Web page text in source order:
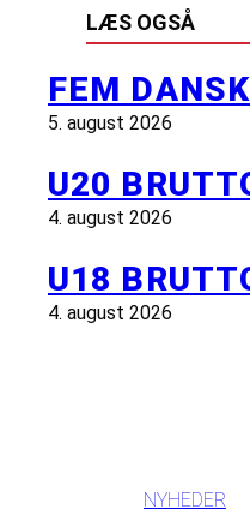
LÆS OGSÅ
FEM
5. august 2026
U20
4. august 2026
U18
4. august 2026
NYHEDER